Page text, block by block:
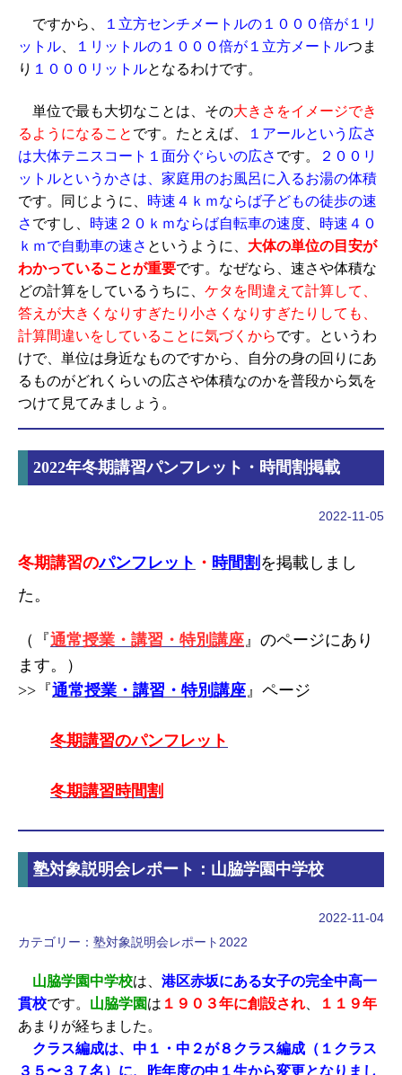
ですから、
１立方センチメートルの１０００倍が１リ
ットル
１リットルの１０００倍が１立方メートルつま
り １０００リットルとなるわけです。
単位で最も大切なことは、その大きさをイメージでき
るようになること です。たとえば、
１アールという広さ
は大体テニスコート１面分ぐらいの広さ です。
２００リ
ットルというかさは、家庭用のお風呂に入るお湯の体積
です。同じように、 時速４ｋｍならば子どもの徒歩の速
さ ですし、 時速２０ｋｍならば自転車の速度
時速４０
ｋｍで自動車の速さ というように、 大体の単位の目安が
わかっていることが重要です。なぜなら、速さや体積な
どの計算をしているうちに、 ケタを間違えて計算して、
答えが大きくなりすぎたり小さくなりすぎたりしても、
計算間違いをしていることに気づくからです。というわ
けで、単位は身近なものですから、自分の身の回りにあ
るものがどれくらいの広さや体積なのかを普段から気を
つけて見てみましょう。
2022年冬期講習パンフレット・時間割掲載
2022-11-05
冬期講習のパンフレット ・ 時間割 を掲載しまし
た。
（『通常授業・講習・特別講座』のページにあり
ます。）
>> 『通常授業・講習・特別講座』ページ
冬期講習のパンフレット
冬期講習時間割
塾対象説明会レポート：山脇学園中学校
2022-11-04
カテゴリー： 塾対象説明会レポート2022
山脇学園中学校は、 港区赤坂にある女子の完全中高一
貫校です。 山脇学園は １９０３年に創設され
１１９年
あまりが経ちました。
クラス編成は、中１・中２が８クラス編成（１クラス
３５〜３７名）に、昨年度の中１生から変更となりまし